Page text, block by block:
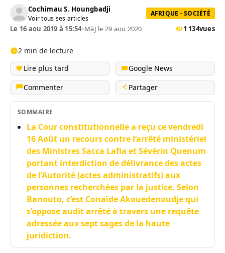
Cochimau S. Houngbadji
Voir tous ses articles
AFRIQUE - SOCIÉTÉ
Le 16 aou 2019 à 15:54•MàJ le 29 aou 2020 1 134vues
2 min de lecture
Lire plus tard
Google News
Commenter
Partager
SOMMAIRE
La Cour constitutionnelle a reçu ce vendredi
16 Août un recours contre l’arrêté ministériel
des Ministres Sacca Lafia et Sévérin Quenum
portant interdiction de délivrance des actes
de l’Autorité (actes administratifs) aux
personnes recherchées par la justice. Selon
Banouto, c’est Conaïde Akouedenoudje qui
s’oppose audit arrêté à travers une requête
adressée aux sept sages de la haute
juridiction.